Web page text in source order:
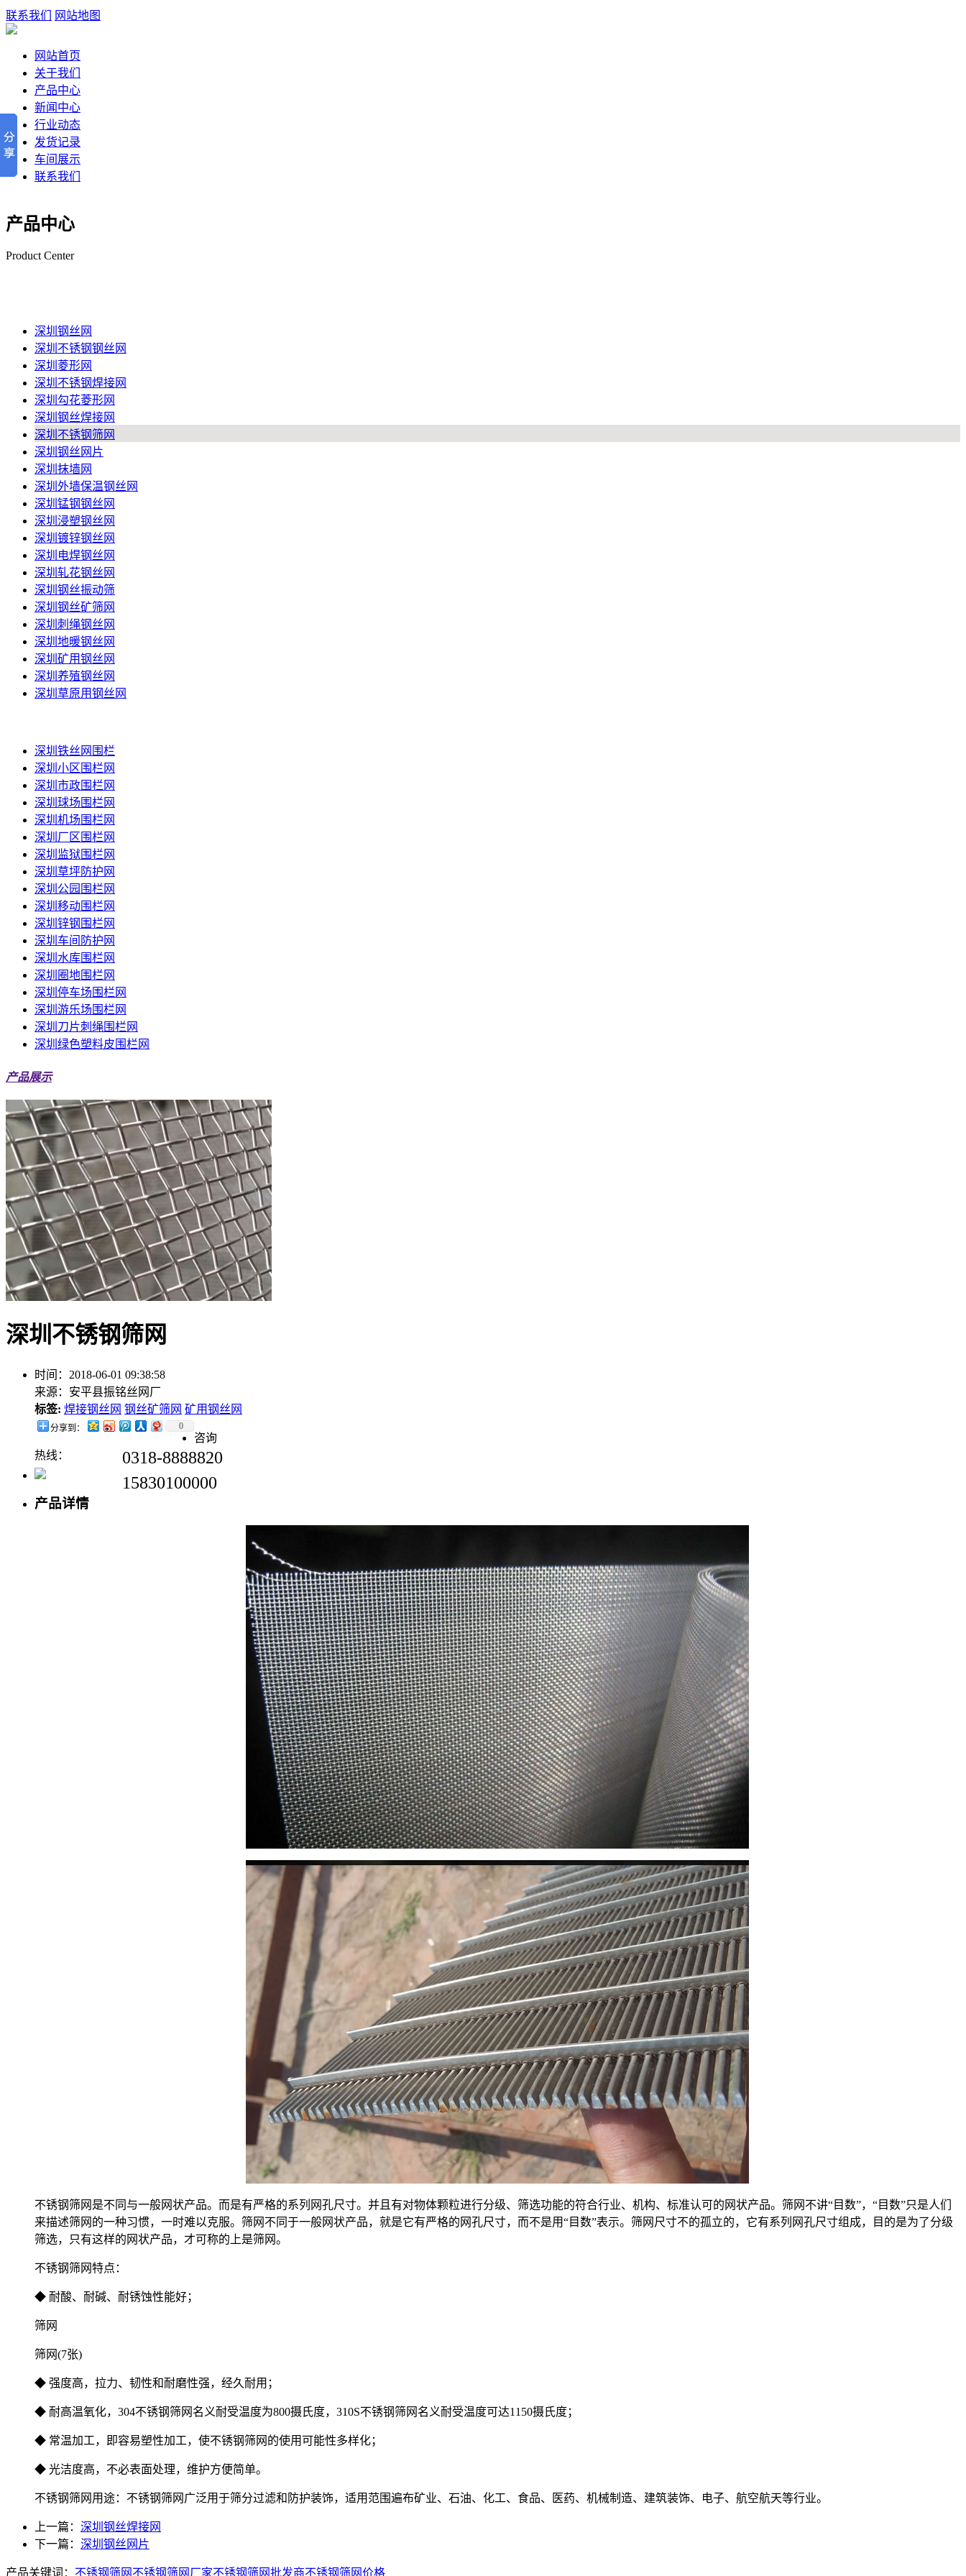
联系我们 网站地图
网站首页
关于我们
产品中心
新闻中心
行业动态
发货记录
车间展示
联系我们
产品中心
Product Center
深圳钢丝网
深圳不锈钢钢丝网
深圳菱形网
深圳不锈钢焊接网
深圳勾花菱形网
深圳钢丝焊接网
深圳不锈钢筛网
深圳钢丝网片
深圳抹墙网
深圳外墙保温钢丝网
深圳锰钢钢丝网
深圳浸塑钢丝网
深圳镀锌钢丝网
深圳电焊钢丝网
深圳轧花钢丝网
深圳钢丝振动筛
深圳钢丝矿筛网
深圳刺绳钢丝网
深圳地暖钢丝网
深圳矿用钢丝网
深圳养殖钢丝网
深圳草原用钢丝网
深圳铁丝网围栏
深圳小区围栏网
深圳市政围栏网
深圳球场围栏网
深圳机场围栏网
深圳厂区围栏网
深圳监狱围栏网
深圳草坪防护网
深圳公园围栏网
深圳移动围栏网
深圳锌钢围栏网
深圳车间防护网
深圳水库围栏网
深圳圈地围栏网
深圳停车场围栏网
深圳游乐场围栏网
深圳刀片刺绳围栏网
深圳绿色塑料皮围栏网
产品展示
深圳不锈钢筛网
时间：2018-06-01 09:38:58
来源：安平县振铭丝网厂
标签: 焊接钢丝网 钢丝矿筛网 矿用钢丝网
分享到： 0
咨询
热线：
0318-8888820
15830100000
产品详情
不锈钢筛网是不同与一般网状产品。而是有严格的系列网孔尺寸。并且有对物体颗粒进行分级、筛选功能的符合行业、机构、标准认可的网状产品。筛网不讲“目数”，“目数”只是人们
来描述筛网的一种习惯，一时难以克服。筛网不同于一般网状产品，就是它有严格的网孔尺寸，而不是用“目数”表示。筛网尺寸不的孤立的，它有系列网孔尺寸组成，目的是为了分级
筛选，只有这样的网状产品，才可称的上是筛网。
不锈钢筛网特点：
◆ 耐酸、耐碱、耐锈蚀性能好；
筛网
筛网(7张)
◆ 强度高，拉力、韧性和耐磨性强，经久耐用；
◆ 耐高温氧化，304不锈钢筛网名义耐受温度为800摄氏度，310S不锈钢筛网名义耐受温度可达1150摄氏度；
◆ 常温加工，即容易塑性加工，使不锈钢筛网的使用可能性多样化；
◆ 光洁度高，不必表面处理，维护方便简单。
不锈钢筛网用途：不锈钢筛网广泛用于筛分过滤和防护装饰，适用范围遍布矿业、石油、化工、食品、医药、机械制造、建筑装饰、电子、航空航天等行业。
上一篇： 深圳钢丝焊接网
下一篇： 深圳钢丝网片
产品关键词： 不锈钢筛网 不锈钢筛网厂家不锈钢筛网批发商不锈钢筛网价格